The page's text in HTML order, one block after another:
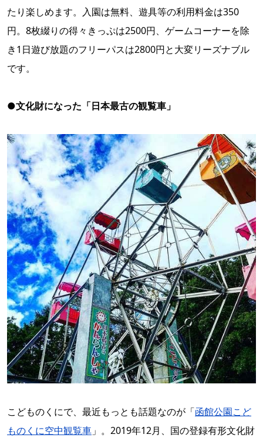
たり楽しめます。入園は無料、遊具等の利用料金は350
円。8枚綴りの得々きっぷは2500円、ゲームコーナーを除
き1日遊び放題のフリーパスは2800円と大変リーズナブル
です。
●文化財になった「日本最古の観覧車」
こどものくにで、最近もっとも話題なのが「函館公園こど
ものくに空中観覧車 」。2019年12月、国の登録有形文化財